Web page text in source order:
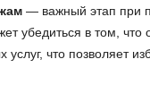
— важный этап при
убедиться в том, что
что позволяет